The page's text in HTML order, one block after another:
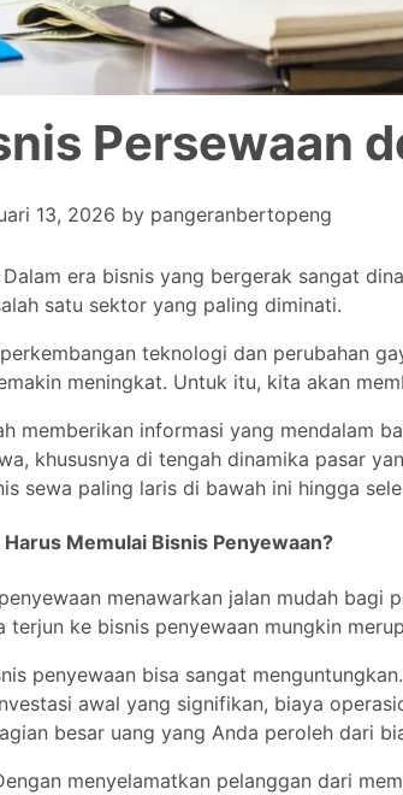
Persewaan
13, 2026 by pangeranbertopeng
Dalam era bisnis yang bergerak sangat
satu sektor yang paling diminati.
teknologi dan perubahan
meningkat. Untuk itu, kita akan
memberikan informasi yang mendalam
khususnya di tengah dinamika pasar
sewa paling laris di bawah ini hingga
Memulai Bisnis Penyewaan?
menawarkan jalan mudah bagi
terjun ke bisnis penyewaan mungkin
penyewaan bisa sangat
awal yang signifikan, biaya
besar uang yang Anda peroleh dari
menyelamatkan pelanggan dari